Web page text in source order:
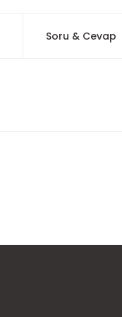
Soru & Cevap